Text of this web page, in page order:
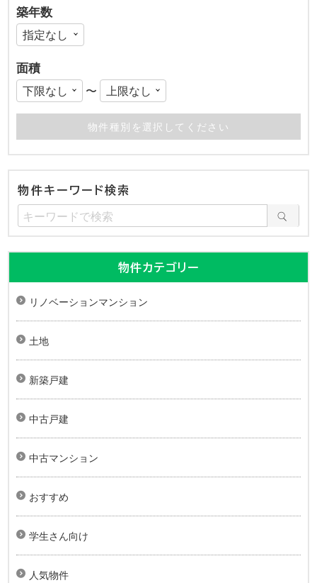
築年数
面積
〜
物件キーワード検索
物件カテゴリー
リノベーションマンション
土地
新築戸建
中古戸建
中古マンション
おすすめ
学生さん向け
人気物件